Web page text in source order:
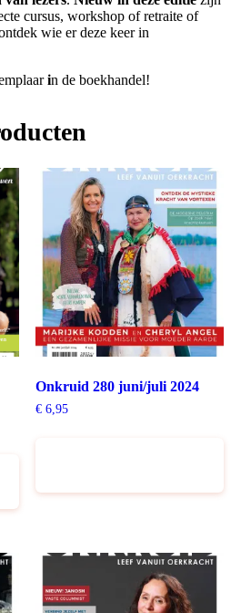
cursus, workshop of retraite of
wie er deze keer in
in de boekhandel!
Onkruid 280 juni/juli 2024
€6,95